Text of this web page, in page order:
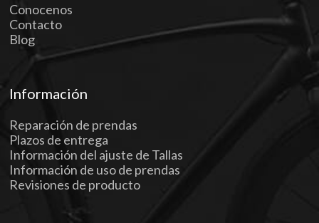
Conocenos
Contacto
Blog
Información
Reparación de prendas
Plazos de entrega
Información del ajuste de Tallas
Información de uso de prendas
Revisiones de producto